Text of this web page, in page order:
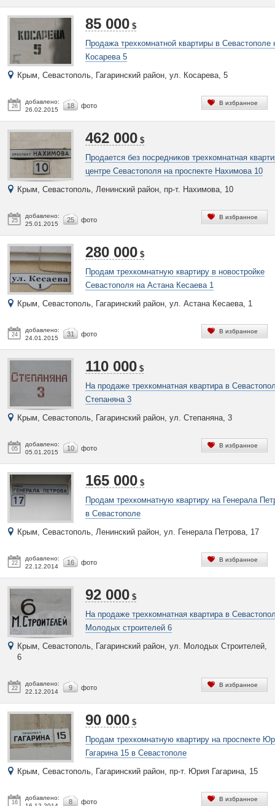
26
добавлено:
26.02.2015
18 фото
85 000 $
Продажа трехкомнатной квартиры в Севастополе
Косарева 5
Крым, Севастополь, Гагаринский район, ул. Косарева, 5
В избранное
25
добавлено:
25.01.2015
25 фото
462 000 $
Продается без посредников трехкомнатная
центре Севастополя на проспекте Нахимова 10
Крым, Севастополь, Ленинский район, пр-т. Нахимова, 10
В избранное
24
добавлено:
24.01.2015
31 фото
280 000 $
Продам трехкомнатную квартиру в новостройке
Севастополя на Астана Кесаева 1
Крым, Севастополь, Гагаринский район, ул. Астана Кесаева, 1
В избранное
05
добавлено:
05.01.2015
10 фото
110 000 $
На продаже трехкомнатная квартира в
Степаняна 3
Крым, Севастополь, Гагаринский район, ул. Степаняна, 3
В избранное
22
добавлено:
22.12.2014
16 фото
165 000 $
Продам трехкомнатную квартиру на Генерала
в Севастополе
Крым, Севастополь, Ленинский район, ул. Генерала Петрова, 17
В избранное
22
добавлено:
22.12.2014
9 фото
92 000 $
На продаже трехкомнатная квартира в
Молодых строителей 6
Крым, Севастополь, Гагаринский район, ул. Молодых Строителей,
6
В избранное
16
добавлено:
8 фото
90 000 $
Продам трехкомнатную квартиру на проспекте
Гагарина 15 в Севастополе
Крым, Севастополь, Гагаринский район, пр-т. Юрия Гагарина, 15
В избранное